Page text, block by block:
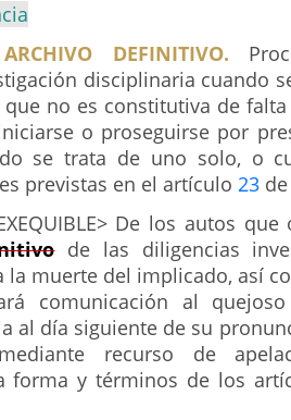
DEFINITIVO.
disciplinaria cuando
no es constitutiva de
o proseguirse por
se trata de uno solo, o
previstas en el artículo 23
De los autos
de las diligencias
la muerte del implicado, así
comunicación al
al día siguiente de su
recurso de
forma y términos de los